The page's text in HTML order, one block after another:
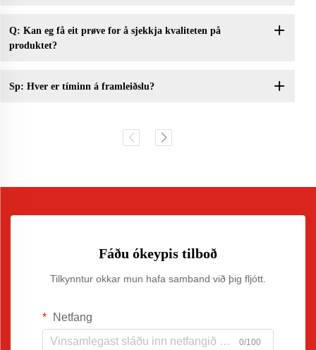
Q: Kan eg få eit prøve for å sjekkja kvaliteten på
produktet?
Sp: Hver er tíminn á framleiðslu?
Fáðu ókeypis tilboð
Tilkynntur okkar mun hafa samband við þig fljótt.
Netfang
0/100